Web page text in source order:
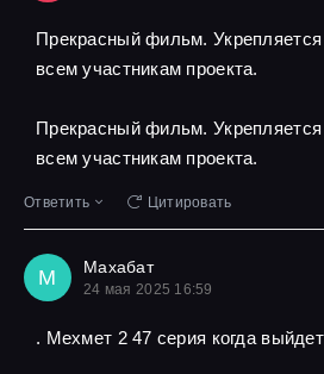
Прекрасный фильм.
всем участникам проекта.
Прекрасный фильм.
всем участникам проекта.
Ответить Цитировать
М Махабат
24 мая 2025 16:59
. Мехмет 2 47 серия когда